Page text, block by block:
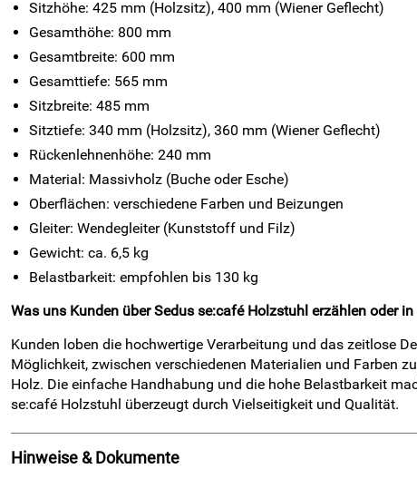
Sitzhöhe: 425 mm (Holzsitz), 400 mm (Wiener Geflecht)
Gesamthöhe: 800 mm
Gesamtbreite: 600 mm
Gesamttiefe: 565 mm
Sitzbreite: 485 mm
Sitztiefe: 340 mm (Holzsitz), 360 mm (Wiener Geflecht)
Rückenlehnenhöhe: 240 mm
Material: Massivholz (Buche oder Esche)
Oberflächen: verschiedene Farben und Beizungen
Gleiter: Wendegleiter (Kunststoff und Filz)
Gewicht: ca. 6,5 kg
Belastbarkeit: empfohlen bis 130 kg
Was uns Kunden über Sedus se:café Holzstuhl erzählen oder
Kunden loben die hochwertige Verarbeitung und das zeitlose
Möglichkeit, zwischen verschiedenen Materialien und Farben
Holz. Die einfache Handhabung und die hohe Belastbarkeit
se:café Holzstuhl überzeugt durch Vielseitigkeit und Qualität.
Hinweise & Dokumente